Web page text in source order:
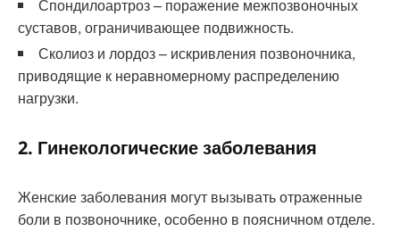
Спондилоартроз – поражение межпозвоночных
суставов, ограничивающее подвижность.
Сколиоз и лордоз – искривления позвоночника,
приводящие к неравномерному распределению
нагрузки.
2. Гинекологические заболевания
Женские заболевания могут вызывать отраженные
боли в позвоночнике, особенно в поясничном отделе.